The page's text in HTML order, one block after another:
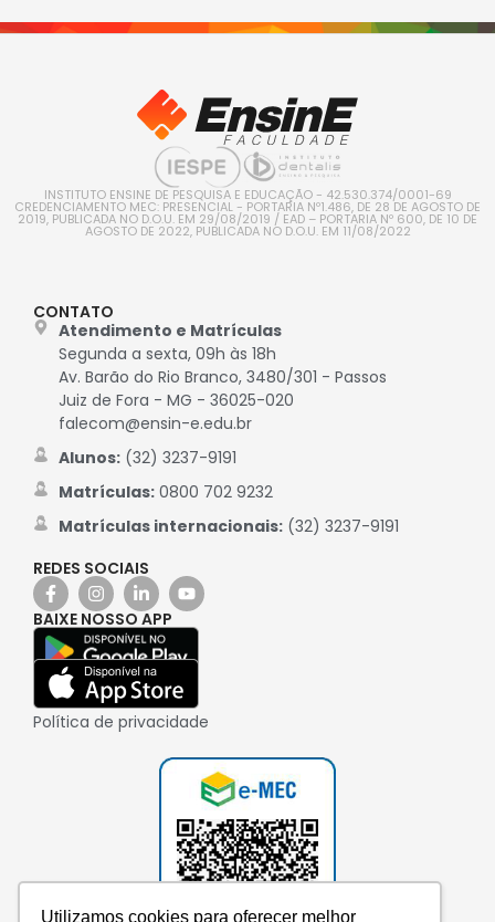
Utilizamos cookies para oferecer melhor
INSTITUTO ENSINE DE PESQUISA E EDUCAÇÃO - 42.530.374/0001-69
CREDENCIAMENTO MEC: PRESENCIAL - PORTARIA Nº1.486, DE 28 DE AGOSTO DE
2019, PUBLICADA NO D.O.U. EM 29/08/2019 / EAD – PORTARIA Nº 600, DE 10 DE
AGOSTO DE 2022, PUBLICADA NO D.O.U. EM 11/08/2022
CONTATO
Atendimento e Matrículas
Segunda a sexta, 09h às 18h
Av. Barão do Rio Branco, 3480/301 - Passos
Juiz de Fora - MG - 36025-020
falecom@ensin-e.edu.br
Alunos:(32) 3237-9191
Matrículas:0800 702 9232
Matrículas internacionais:(32) 3237-9191
REDES SOCIAIS
BAIXE NOSSO APP
Política de privacidade